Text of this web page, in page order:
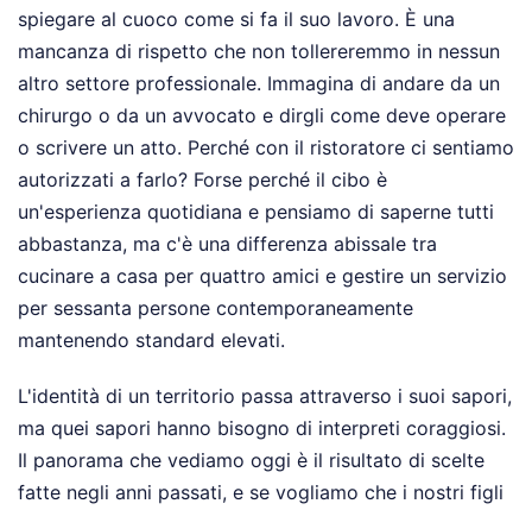
spiegare al cuoco come si fa il suo lavoro. È una
mancanza di rispetto che non tollereremmo in nessun
altro settore professionale. Immagina di andare da un
chirurgo o da un avvocato e dirgli come deve operare
o scrivere un atto. Perché con il ristoratore ci sentiamo
autorizzati a farlo? Forse perché il cibo è
un'esperienza quotidiana e pensiamo di saperne tutti
abbastanza, ma c'è una differenza abissale tra
cucinare a casa per quattro amici e gestire un servizio
per sessanta persone contemporaneamente
mantenendo standard elevati.
L'identità di un territorio passa attraverso i suoi sapori,
ma quei sapori hanno bisogno di interpreti coraggiosi.
Il panorama che vediamo oggi è il risultato di scelte
fatte negli anni passati, e se vogliamo che i nostri figli